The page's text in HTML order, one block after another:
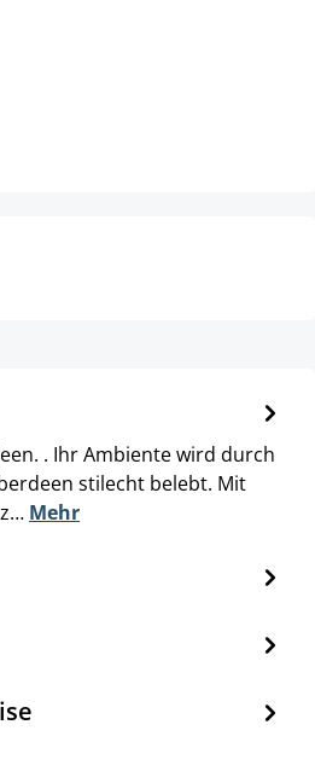
. Ihr Ambiente wird durch
stilecht belebt. Mit
Mehr